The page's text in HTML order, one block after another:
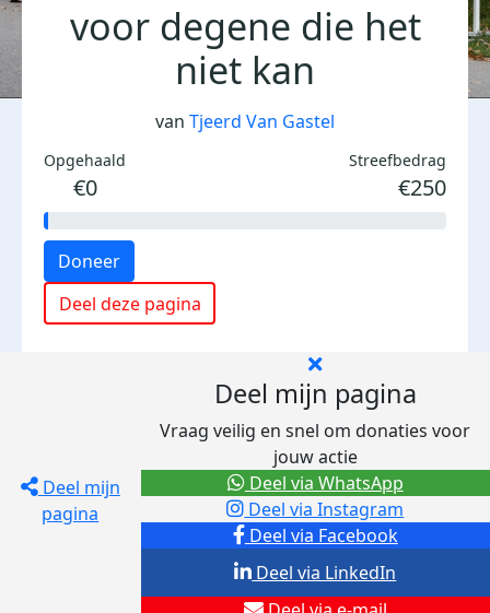
voor degene die het
niet kan
van Tjeerd Van Gastel
Opgehaald
€0
Streefbedrag
€250
Doneer
Deel deze pagina
Deel mijn
pagina
Deel mijn pagina
Vraag veilig en snel om donaties voor
jouw actie
Deel via Facebook
Deel via Instagram
Deel via LinkedIn
Deel via WhatsApp